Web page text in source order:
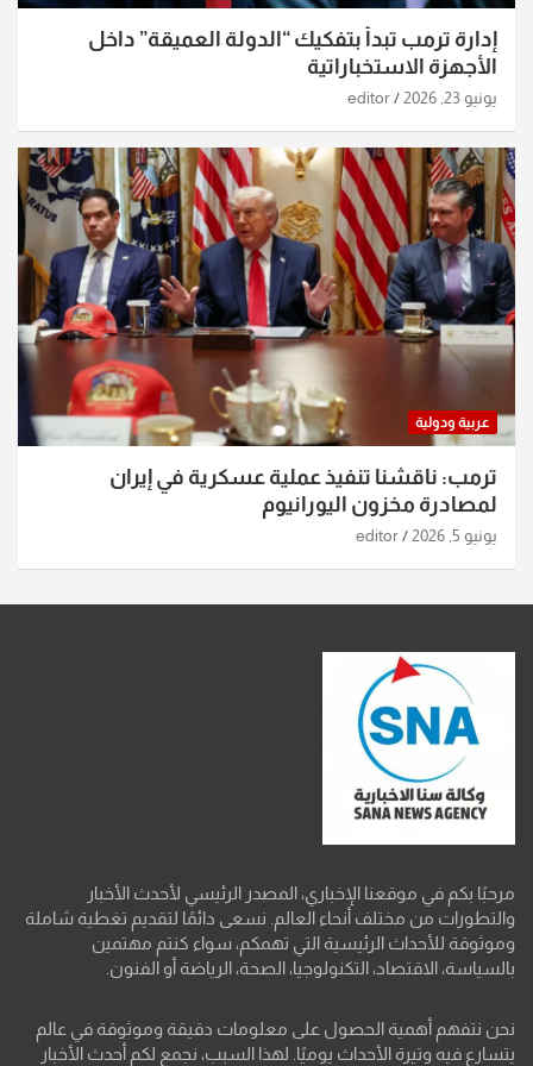
إدارة ترمب تبدأ بتفكيك “الدولة العميقة” داخل
الأجهزة الاستخباراتية
يونيو 23, 2026 editor
عربية ودولية
ترمب: ناقشنا تنفيذ عملية عسكرية في إيران
لمصادرة مخزون اليورانيوم
يونيو 5, 2026 editor
مرحبًا بكم في موقعنا الإخباري، المصدر الرئيسي لأحدث الأخبار
والتطورات من مختلف أنحاء العالم. نسعى دائمًا لتقديم تغطية شاملة
وموثوقة للأحداث الرئيسية التي تهمكم، سواء كنتم مهتمين
بالسياسة، الاقتصاد، التكنولوجيا، الصحة، الرياضة أو الفنون.
نحن نتفهم أهمية الحصول على معلومات دقيقة وموثوقة في عالم
يتسارع فيه وتيرة الأحداث يوميًا. لهذا السبب، نجمع لكم أحدث الأخبار